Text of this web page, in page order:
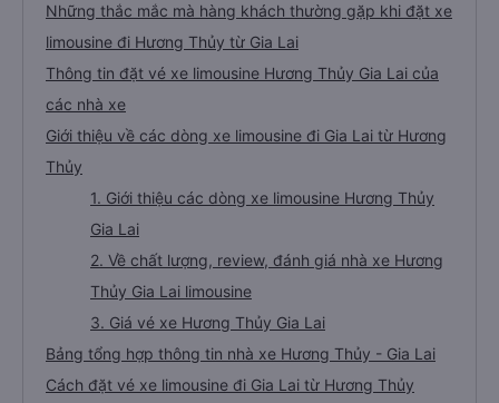
Những thắc mắc mà hàng khách thường gặp khi đặt xe
limousine đi Hương Thủy từ Gia Lai
Thông tin đặt vé xe limousine Hương Thủy Gia Lai của
các nhà xe
Giới thiệu về các dòng xe limousine đi Gia Lai từ Hương
Thủy
1. Giới thiệu các dòng xe limousine Hương Thủy
Gia Lai
2. Về chất lượng, review, đánh giá nhà xe Hương
Thủy Gia Lai limousine
3. Giá vé xe Hương Thủy Gia Lai
Bảng tổng hợp thông tin nhà xe Hương Thủy - Gia Lai
Cách đặt vé xe limousine đi Gia Lai từ Hương Thủy